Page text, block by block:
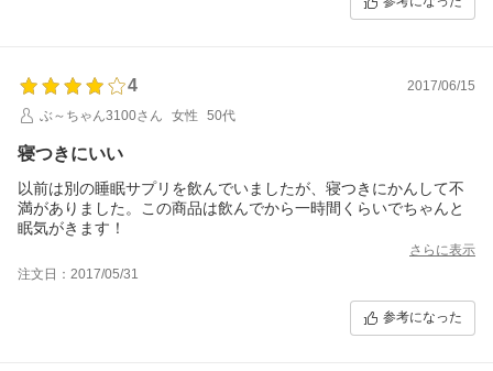
4
2017/06/15
ぶ～ちゃん3100さん
女性 50代
寝つきにいい
以前は別の睡眠サプリを飲んでいましたが、寝つきにかんして不
満がありました。この商品は飲んでから一時間くらいでちゃんと
眠気がきます！
さらに表示
注文日：2017/05/31
参考になった